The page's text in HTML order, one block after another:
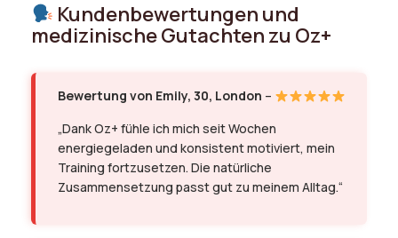
Kundenbewertungen und
medizinische Gutachten zu Oz+
Bewertung von Emily, 30, London –
„Dank Oz+ fühle ich mich seit Wochen
energiegeladen und konsistent motiviert, mein
Training fortzusetzen. Die natürliche
Zusammensetzung passt gut zu meinem Alltag.“